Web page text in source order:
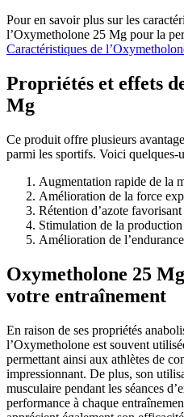
Pour en savoir plus sur les
l’Oxymetholone 25 Mg pour la
Caractéristiques de
Propriétés et effets
Mg
Ce produit offre plusieurs
parmi les sportifs. Voici quelques-
Augmentation rapide de la
Amélioration de la force
Rétention d’azote
Stimulation de la
Amélioration de
Oxymetholone 25
votre entraînement
En raison de ses propriétés
l’Oxymetholone est souvent
permettant ainsi aux athlètes de
impressionnant. De plus, son
musculaire pendant les séances
performance à chaque